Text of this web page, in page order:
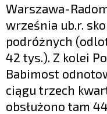
Warszawa-
września ub.r.
podróżnych
42 tys.). Z kolei
Babimost
ciągu trzech
obsłużono tam